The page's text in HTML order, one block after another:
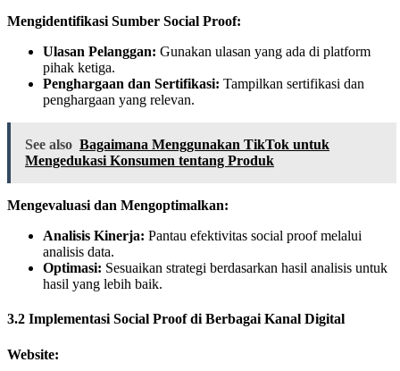
Mengidentifikasi Sumber Social Proof:
Ulasan Pelanggan: Gunakan ulasan yang ada di platform
pihak ketiga.
Penghargaan dan Sertifikasi: Tampilkan sertifikasi dan
penghargaan yang relevan.
See also Bagaimana Menggunakan TikTok untuk
Mengedukasi Konsumen tentang Produk
Mengevaluasi dan Mengoptimalkan:
Analisis Kinerja: Pantau efektivitas social proof melalui
analisis data.
Optimasi: Sesuaikan strategi berdasarkan hasil analisis untuk
hasil yang lebih baik.
3.2 Implementasi Social Proof di Berbagai Kanal Digital
Website: